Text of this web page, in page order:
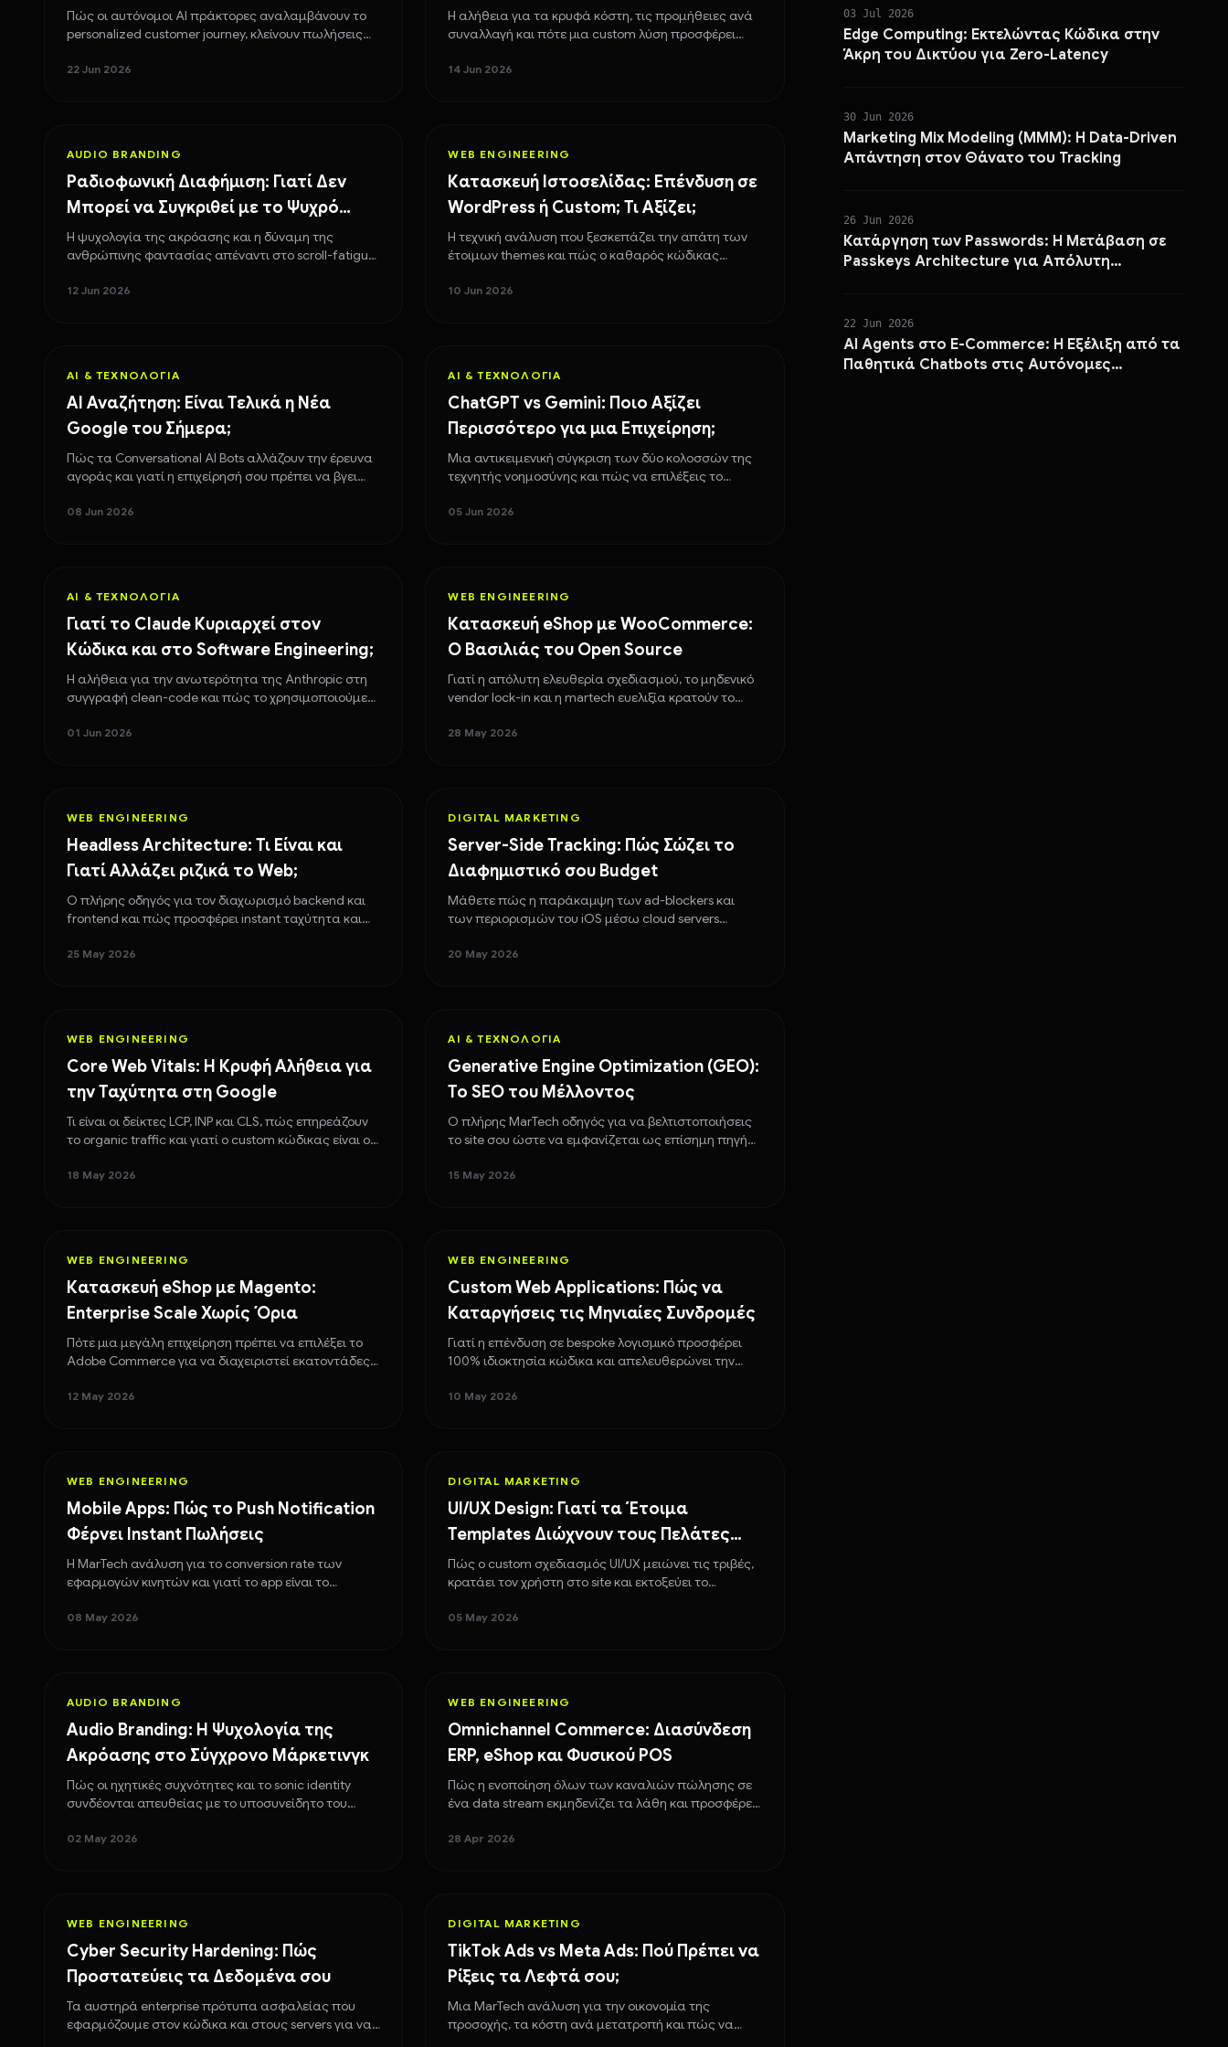
Αυτόνομες Πωλήσεις
Πώς οι αυτόνομοι AI πράκτορες αναλαμβάνουν το
personalized customer journey, κλείνουν πωλήσεις
22 Jun 2026
Η αλήθεια για τα κρυφά κόστη, τις προμήθειες ανά
συναλλαγή και πότε μια custom λύση προσφέρει
14 Jun 2026
AUDIO BRANDING
Ραδιοφωνική Διαφήμιση: Γιατί Δεν
Μπορεί να Συγκριθεί με το Ψυχρό
Google & Meta;
Η ψυχολογία της ακρόασης και η δύναμη της
ανθρώπινης φαντασίας απέναντι στο scroll-fatigue
12 Jun 2026
WEB ENGINEERING
Κατασκευή Ιστοσελίδας: Επένδυση σε
WordPress ή Custom; Τι Αξίζει;
Η τεχνική ανάλυση που ξεσκεπάζει την απάτη των
έτοιμων themes και πώς ο καθαρός κώδικας
10 Jun 2026
AI & ΤΕΧΝΟΛΟΓΊΑ
AI Αναζήτηση: Είναι Τελικά η Νέα
Google του Σήμερα;
Πώς τα Conversational AI Bots αλλάζουν την έρευνα
αγοράς και γιατί η επιχείρησή σου πρέπει να βγει
08 Jun 2026
AI & ΤΕΧΝΟΛΟΓΊΑ
ChatGPT vs Gemini: Ποιο Αξίζει
Περισσότερο για μια Επιχείρηση;
Μια αντικειμενική σύγκριση των δύο κολοσσών της
τεχνητής νοημοσύνης και πώς να επιλέξεις το
05 Jun 2026
AI & ΤΕΧΝΟΛΟΓΊΑ
Γιατί το Claude Κυριαρχεί στον
Κώδικα και στο Software Engineering;
Η αλήθεια για την ανωτερότητα της Anthropic στη
συγγραφή clean-code και πώς το χρησιμοποιούμε
01 Jun 2026
WEB ENGINEERING
Κατασκευή eShop με WooCommerce:
Ο Βασιλιάς του Open Source
Γιατί η απόλυτη ελευθερία σχεδιασμού, το μηδενικό
vendor lock-in και η martech ευελιξία κρατούν το
28 May 2026
WEB ENGINEERING
Headless Architecture: Τι Είναι και
Γιατί Αλλάζει ριζικά το Web;
Ο πλήρης οδηγός για τον διαχωρισμό backend και
frontend και πώς προσφέρει instant ταχύτητα και
25 May 2026
DIGITAL MARKETING
Server-Side Tracking: Πώς Σώζει το
Διαφημιστικό σου Budget
Μάθετε πώς η παράκαμψη των ad-blockers και
των περιορισμών του iOS μέσω cloud servers
20 May 2026
WEB ENGINEERING
Core Web Vitals: Η Κρυφή Αλήθεια για
την Ταχύτητα στη Google
Τι είναι οι δείκτες LCP, INP και CLS, πώς επηρεάζουν
το organic traffic και γιατί ο custom κώδικας είναι ο
18 May 2026
AI & ΤΕΧΝΟΛΟΓΊΑ
Generative Engine Optimization (GEO):
Το SEO του Μέλλοντος
Ο πλήρης MarTech οδηγός για να βελτιστοποιήσεις
το site σου ώστε να εμφανίζεται ως επίσημη πηγή
15 May 2026
WEB ENGINEERING
Κατασκευή eShop με Magento:
Enterprise Scale Χωρίς Όρια
Πότε μια μεγάλη επιχείρηση πρέπει να επιλέξει το
Adobe Commerce για να διαχειριστεί εκατοντάδες
12 May 2026
WEB ENGINEERING
Custom Web Applications: Πώς να
Καταργήσεις τις Μηνιαίες Συνδρομές
Γιατί η επένδυση σε bespoke λογισμικό προσφέρει
100% ιδιοκτησία κώδικα και απελευθερώνει την
10 May 2026
WEB ENGINEERING
Mobile Apps: Πώς το Push Notification
Φέρνει Instant Πωλήσεις
Η MarTech ανάλυση για το conversion rate των
εφαρμογών κινητών και γιατί το app είναι το
08 May 2026
DIGITAL MARKETING
UI/UX Design: Γιατί τα Έτοιμα
Templates Διώχνουν τους Πελάτες
σου
Πώς ο custom σχεδιασμός UI/UX μειώνει τις τριβές,
κρατάει τον χρήστη στο site και εκτοξεύει το
05 May 2026
AUDIO BRANDING
Audio Branding: Η Ψυχολογία της
Ακρόασης στο Σύγχρονο Μάρκετινγκ
Πώς οι ηχητικές συχνότητες και το sonic identity
συνδέονται απευθείας με το υποσυνείδητο του
02 May 2026
WEB ENGINEERING
Omnichannel Commerce: Διασύνδεση
ERP, eShop και Φυσικού POS
Πώς η ενοποίηση όλων των καναλιών πώλησης σε
ένα data stream εκμηδενίζει τα λάθη και προσφέρει
28 Apr 2026
WEB ENGINEERING
Cyber Security Hardening: Πώς
Προστατεύεις τα Δεδομένα σου
Τα αυστηρά enterprise πρότυπα ασφαλείας που
εφαρμόζουμε στον κώδικα και στους servers για να
DIGITAL MARKETING
TikTok Ads vs Meta Ads: Πού Πρέπει να
Ρίξεις τα Λεφτά σου;
Μια MarTech ανάλυση για την οικονομία της
προσοχής, τα κόστη ανά μετατροπή και πώς να
03 Jul 2026
Edge Computing: Εκτελώντας Κώδικα στην
Άκρη του Δικτύου για Zero-Latency
30 Jun 2026
Marketing Mix Modeling (MMM): Η Data-Driven
Απάντηση στον Θάνατο του Tracking
26 Jun 2026
Κατάργηση των Passwords: Η Μετάβαση σε
Passkeys Architecture για Απόλυτη
22 Jun 2026
AI Agents στο E-Commerce: Η Εξέλιξη από τα
Παθητικά Chatbots στις Αυτόνομες